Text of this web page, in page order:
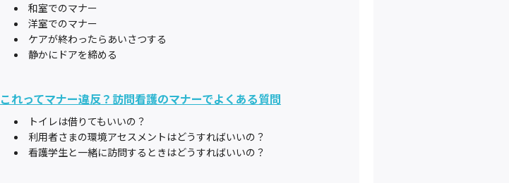
和室でのマナー
洋室でのマナー
ケアが終わったらあいさつする
静かにドアを締める
これってマナー違反？訪問看護のマナーでよくある質問
トイレは借りてもいいの？
利用者さまの環境アセスメントはどうすればいいの？
看護学生と一緒に訪問するときはどうすればいいの？